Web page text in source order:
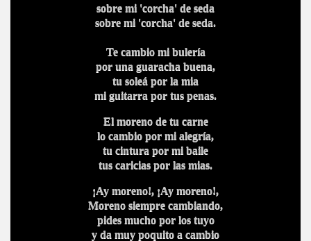
sobre mi 'corcha' de seda
sobre mi 'corcha' de seda.
Te cambio mi bulería
por una guaracha buena,
tu soleá por la mia
mi guitarra por tus penas.
El moreno de tu carne
lo cambio por mi alegría,
tu cintura por mi baile
tus caricias por las mias.
¡Ay moreno!, ¡Ay moreno!,
Moreno siempre cambiando,
pides mucho por los tuyo
y da muy poquito a cambio